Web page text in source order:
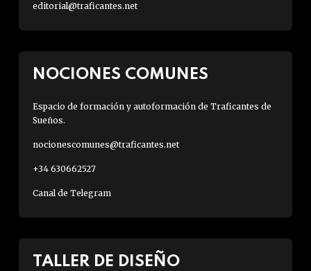
editorial@traficantes.net
NOCIONES COMUNES
Espacio de formación y autoformación de Traficantes de
Sueños.
nocionescomunes@traficantes.net
+34 630662527
Canal de Telegram
TALLER DE DISEÑO